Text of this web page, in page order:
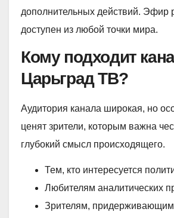
дополнительных действий. Эфир
доступен из любой точки мира.
Кому подходит
Царьград ТВ?
Аудитория канала широкая, но
ценят зрители, которым важна
глубокий смысл происходящего.
Тем, кто интересуется
Любителям аналитических
Зрителям,